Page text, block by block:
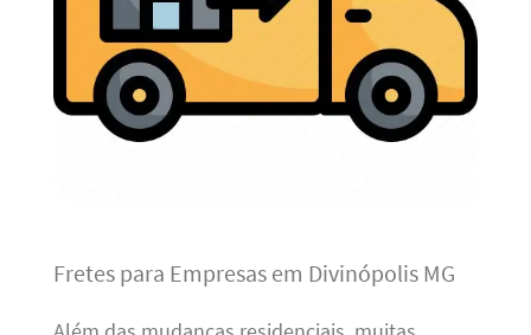
Fretes para Empresas em Divinópolis MG